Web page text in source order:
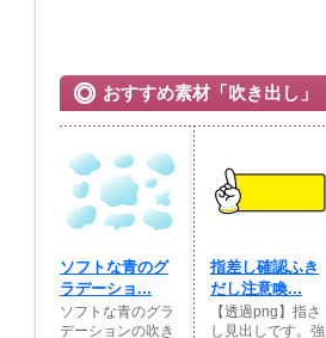
おすすめ素材「吹き出し」
ソフトな青のグ
ラデーショ...
ソフトな青のグラ
デーションの吹き
指差し確認ふき
だし注意喚...
【透過png】指さ
し見出しです。強